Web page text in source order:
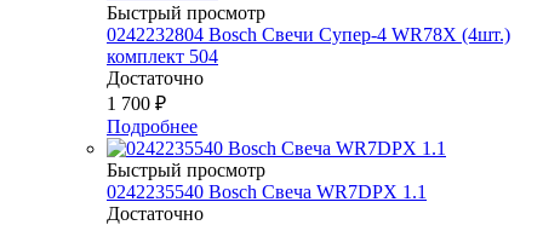
Быстрый просмотр
0242232804 Bosch Свечи Супер-4 WR78Х (4шт.)
комплект 504
Достаточно
1 700 ₽
Подробнее
Быстрый просмотр
0242235540 Bosch Свеча WR7DPX 1.1
Достаточно